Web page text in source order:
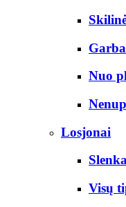
Nuo
Losjonai
Visų